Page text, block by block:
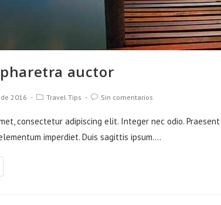
auctor
2016
Categoría
la
Travel Tips
Comentarios
la
entrada:
Sin comentarios
consectetur adipiscing elit. Integer nec odio.
imperdiet. Duis sagittis ipsum.…
vitae